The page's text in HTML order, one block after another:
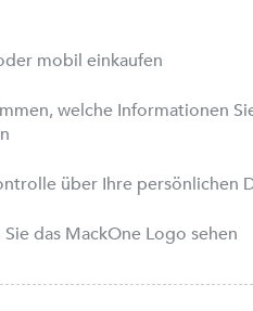
mobil einkaufen
welche Informationen
über Ihre persönlichen
das MackOne Logo sehen